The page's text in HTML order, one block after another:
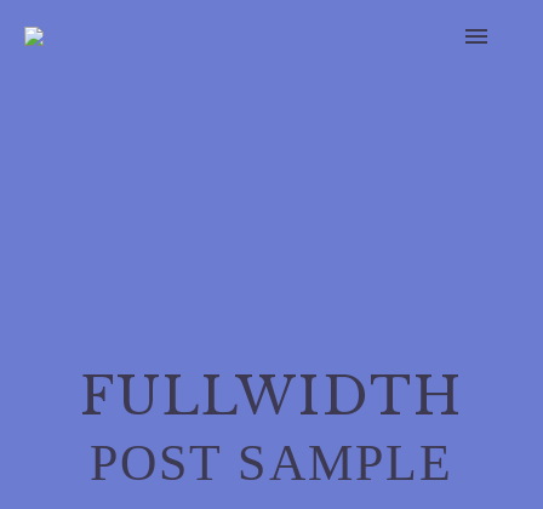
FULLWIDTH
POST SAMPLE